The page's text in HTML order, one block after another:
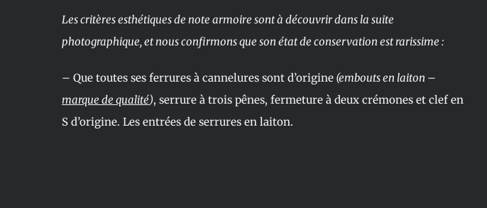
Les critères esthétiques de note armoire sont à découvrir dans la suite
photographique, et nous confirmons que son état de conservation est rarissime :
– Que toutes ses ferrures à cannelures sont d’origine(embouts en laiton –
marque de qualité), serrure à trois pênes, fermeture à deux crémones et clef en
S d’origine. Les entrées de serrures en laiton.